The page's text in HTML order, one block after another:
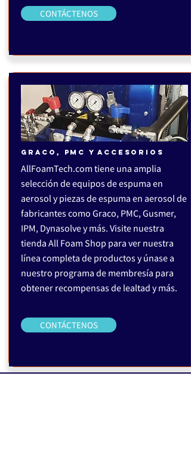
CONTÁCTENOS
GRACO, PMC Y ACCESORIOS
AllFoamTech.com tiene una amplia
selección de equipos de espuma en
aerosol y piezas de espuma en aerosol de
fabricantes como Graco, PMC, Gusmer,
IPM, Dynasolve y más. Visite nuestra
tienda All Foam Shop para ver nuestra
línea completa de productos y únase a
nuestro programa de membresía para
obtener recompensas de lealtad y más.
CONTÁCTENOS